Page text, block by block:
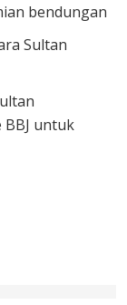
bendungan
Sultan
untuk